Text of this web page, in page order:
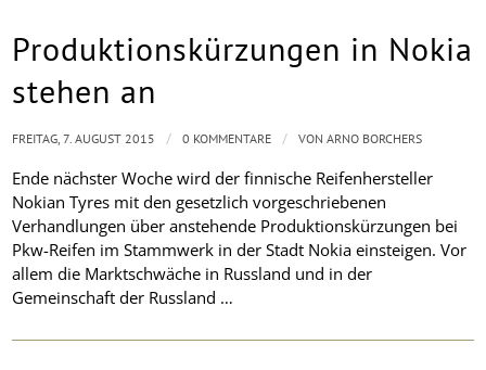
Produktionskürzungen in Nokia
stehen an
Ende nächster Woche wird der finnische Reifenhersteller
Nokian Tyres mit den gesetzlich vorgeschriebenen
Verhandlungen über anstehende Produktionskürzungen bei
Pkw-Reifen im Stammwerk in der Stadt Nokia einsteigen. Vor
allem die Marktschwäche in Russland und in der
Gemeinschaft der Russland …
FREITAG, 7. AUGUST 2015 / 0 KOMMENTARE / VONARNO BORCHERS